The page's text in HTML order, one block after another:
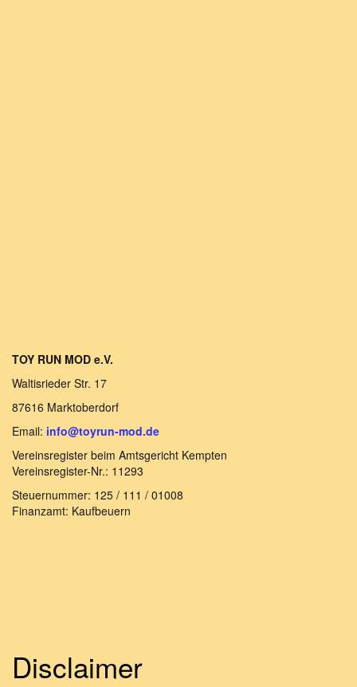
TOY RUN MOD e.V.
Waltisrieder Str. 17
87616 Marktoberdorf
Email: info@toyrun-mod.de
Vereinsregister beim Amtsgericht Kempten
Vereinsregister-Nr.: 11293
Steuernummer: 125 / 111 / 01008
Finanzamt: Kaufbeuern
Disclaimer